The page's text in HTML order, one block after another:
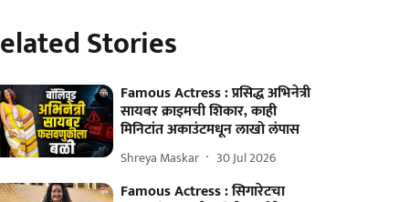
Stories
Famous Actress : प्रसिद्ध अभिनेत्री
सायबर क्राइमची शिकार, काही
मिनिटांत अकाउंटमधून लाखो लंपास
Shreya Maskar 30 Jul 2026
Famous Actress : सिगारेटचा